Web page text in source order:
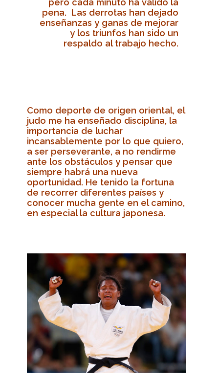
pero cada minuto ha valido la
pena. Las derrotas han dejado
enseñanzas y ganas de mejorar
y los triunfos han sido un
respaldo al trabajo hecho.
Como deporte de origen oriental, el
judo me ha enseñado disciplina, la
importancia de luchar
incansablemente por lo que quiero,
a ser perseverante, a no rendirme
ante los obstáculos y pensar que
siempre habrá una nueva
oportunidad. He tenido la fortuna
de recorrer diferentes países y
conocer mucha gente en el camino,
en especial la cultura japonesa.